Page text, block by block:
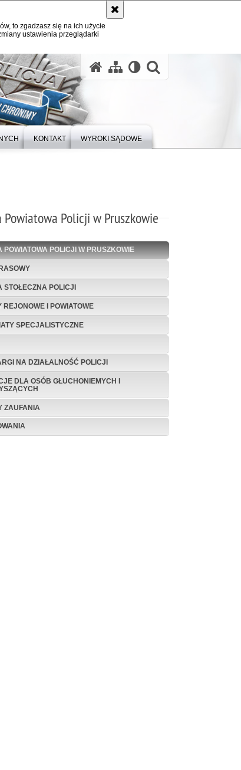
to zgadzasz się na ich użycie
ustawienia przeglądarki
KONTAKT WYROKI SĄDOWE
Powiatowa Policji w Pruszkowie
POWIATOWA POLICJI W PRUSZKOWIE
STOŁECZNA POLICJI
REJONOWE I POWIATOWE
SPECJALISTYCZNE
NA DZIAŁALNOŚĆ POLICJI
DLA OSÓB GŁUCHONIEMYCH I
ZAUFANIA